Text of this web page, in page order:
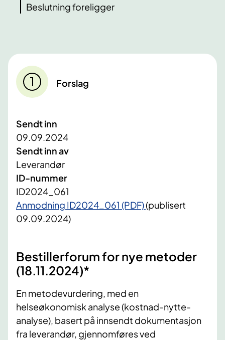
Beslutning foreligger
Forslag
Sendt inn
09.09.2024
Sendt inn av
Leverandør
ID-nummer
ID2024_061
Anmodning ID2024_061 (PDF)(publisert
09.09.2024)
Bestillerforum for nye metoder
(18.11.2024)*
En metodevurdering, med en
helseøkonomisk analyse (kostnad-nytte-
analyse), basert på innsendt dokumentasjon
fra leverandør, gjennomføres ved